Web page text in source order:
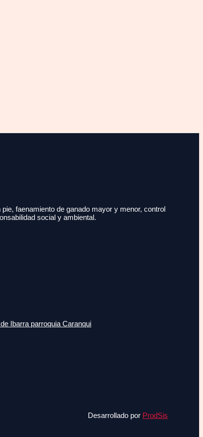
faenamiento de ganado mayor y menor, control
social y ambiental.
Ibarra parroquia Caranqui
Desarrollado por ProdSis